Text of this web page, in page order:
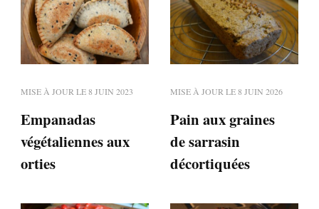
MISE À JOUR LE8 JUIN 2023
Empanadas
végétaliennes aux
orties
MISE À JOUR LE8 JUIN 2026
Pain aux graines
de sarrasin
décortiquées